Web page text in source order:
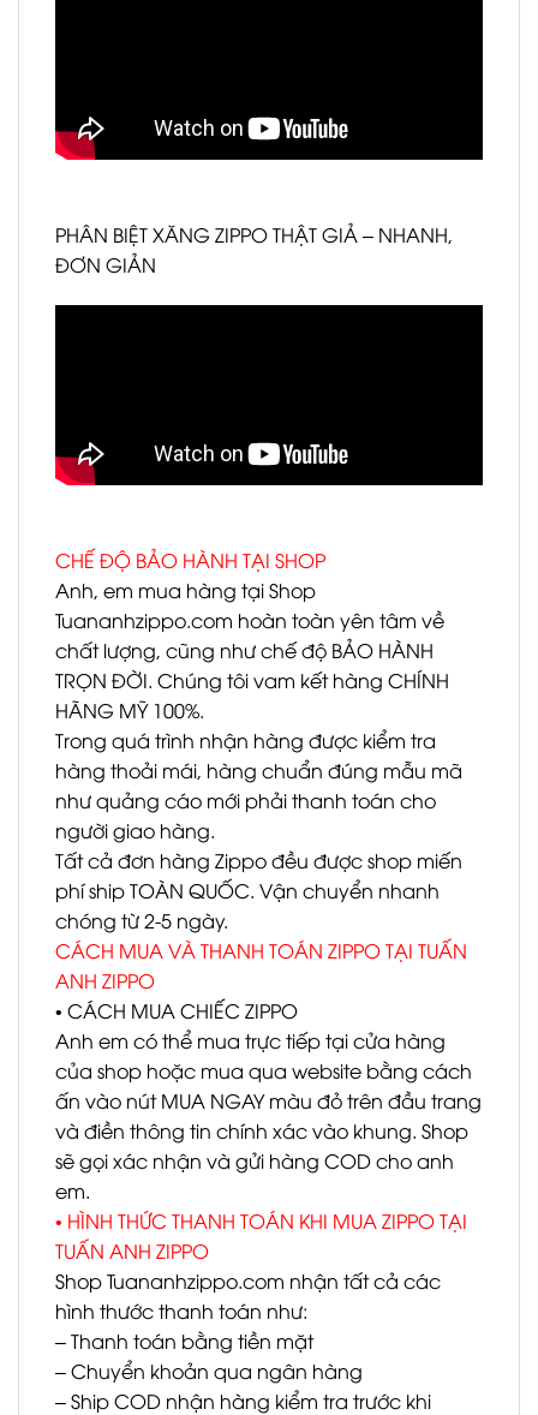
PHÂN BIỆT XĂNG ZIPPO THẬT GIẢ – NHANH,
ĐƠN GIẢN
CHẾ ĐỘ BẢO HÀNH TẠI SHOP
Anh, em mua hàng tại Shop
Tuananhzippo.com hoàn toàn yên tâm về
chất lượng, cũng như chế độ BẢO HÀNH
TRỌN ĐỜI. Chúng tôi vam kết hàng CHÍNH
HÃNG MỸ 100%.
Trong quá trình nhận hàng được kiểm tra
hàng thoải mái, hàng chuẩn đúng mẫu mã
như quảng cáo mới phải thanh toán cho
người giao hàng.
Tất cả đơn hàng Zippo đều được shop miến
phí ship TOÀN QUỐC. Vận chuyển nhanh
chóng từ 2-5 ngày.
CÁCH MUA VÀ THANH TOÁN ZIPPO TẠI TUẤN
ANH ZIPPO
• CÁCH MUA CHIẾC ZIPPO
Anh em có thể mua trực tiếp tại cửa hàng
của shop hoặc mua qua website bằng cách
ấn vào nút MUA NGAY màu đỏ trên đầu trang
và điền thông tin chính xác vào khung. Shop
sẽ gọi xác nhận và gửi hàng COD cho anh
em.
• HÌNH THỨC THANH TOÁN KHI MUA ZIPPO TẠI
TUẤN ANH ZIPPO
Shop Tuananhzippo.com nhận tất cả các
hình thước thanh toán như:
– Thanh toán bằng tiền mặt
– Chuyển khoản qua ngân hàng
– Ship COD nhận hàng kiểm tra trước khi